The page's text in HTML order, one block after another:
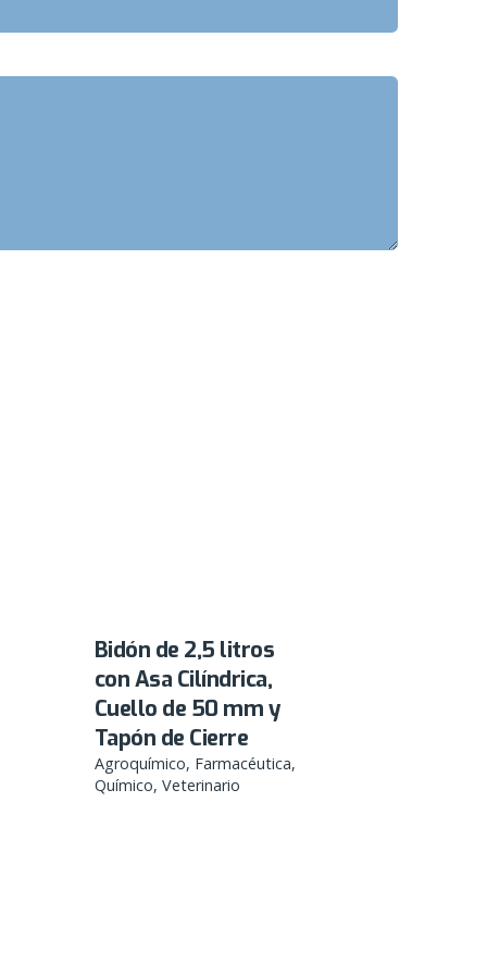
Bidón de 2,5 litros
con Asa Cilíndrica,
Cuello de 50 mm y
Tapón de Cierre
Agroquímico Farmacéutica
Químico Veterinario